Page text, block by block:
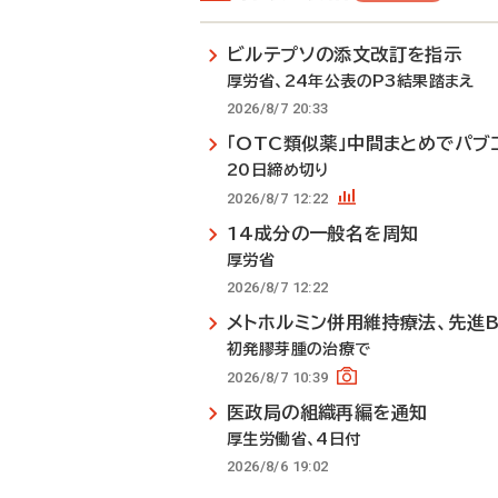
ビルテプソの添文改訂を指示
厚労省、24年公表のP3結果踏まえ
2026/8/7 20:33
「OTC類似薬」中間まとめでパブ
20日締め切り
2026/8/7 12:22
14成分の一般名を周知
厚労省
2026/8/7 12:22
メトホルミン併用維持療法、先進
初発膠芽腫の治療で
2026/8/7 10:39
医政局の組織再編を通知
厚生労働省、4日付
2026/8/6 19:02